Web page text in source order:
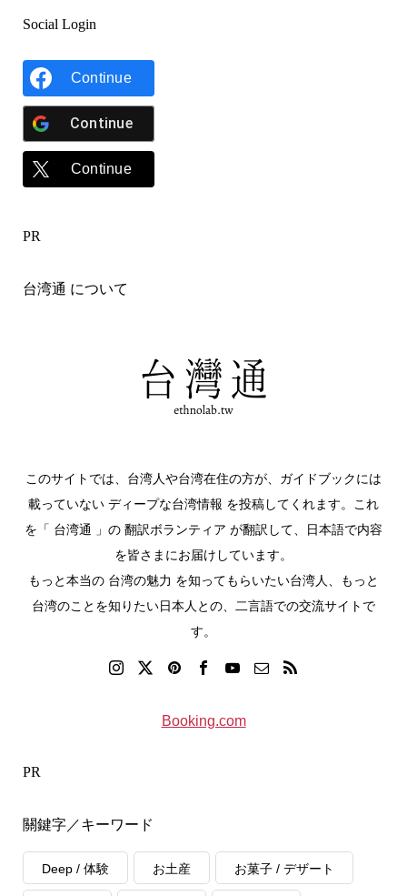
Social Login
Continue
Continue
Continue
PR
台湾通 について
このサイトでは、台湾人や台湾在住の方が、ガイドブックには
載っていない ディープな台湾情報 を投稿してくれます。これ
を「 台湾通 」の 翻訳ボランティア が翻訳して、日本語で内容
を皆さまにお届けしています。
もっと本当の 台湾の魅力 を知ってもらいたい台湾人、もっと
台湾のことを知りたい日本人との、二言語での交流サイトで
す。
Booking.com
PR
關鍵字／キーワード
Deep / 体験 お土産 お菓子 / デザート